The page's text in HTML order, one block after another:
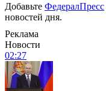
Добавьте ФедералПресс
новостей дня.
Реклама
Новости
02:27